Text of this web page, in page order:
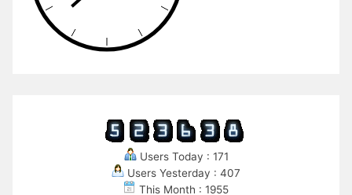
Users Today : 171
Users Yesterday : 407
This Month : 1955